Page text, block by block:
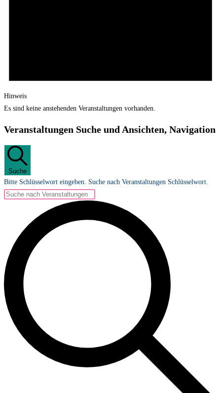
Hinweis
Es sind keine anstehenden Veranstaltungen vorhanden.
Veranstaltungen Suche und Ansichten, Navigation
Suche
Bitte Schlüsselwort eingeben. Suche nach Veranstaltungen Schlüsselwort.